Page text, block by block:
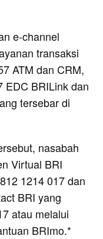
e-channel
transaksi
ATM dan CRM,
EDC BRILink dan
tersebar di
nasabah
Virtual BRI
1214 017 dan
BRI yang
atau melalui
BRImo.*